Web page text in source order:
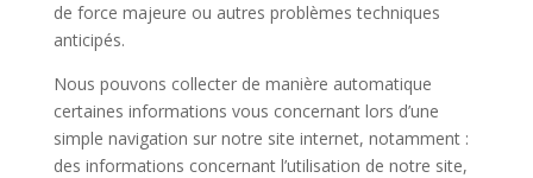
de force majeure ou autres problèmes techniques
anticipés.
Nous pouvons collecter de manière automatique
certaines informations vous concernant lors d’une
simple navigation sur notre site internet, notamment :
des informations concernant l’utilisation de notre site,